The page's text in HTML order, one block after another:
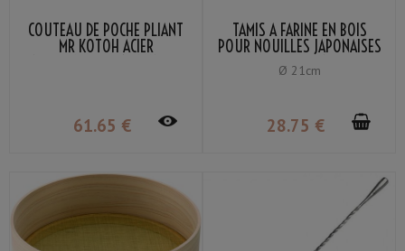
COUTEAU DE POCHE PLIANT
MR KOTOH ACIER
61.65 €
TAMIS À FARINE EN BOIS
POUR NOUILLES JAPONAISES
MAILLE LAITON 80
Ø 21cm
28.75 €